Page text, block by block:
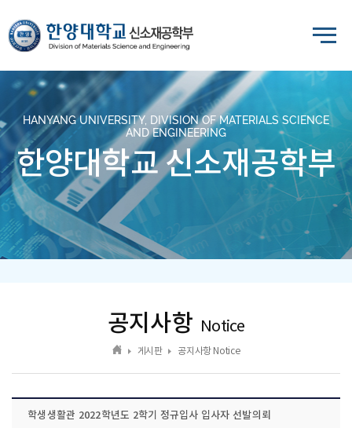
HANYANG UNIVERSITY, DIVISION OF MATERIALS SCIENCE
AND ENGINEERING
한양대학교 신소재공학부
공지사항 Notice
게시판 공지사항 Notice
학생생활관 2022학년도 2학기 정규입사 입사자 선발의뢰